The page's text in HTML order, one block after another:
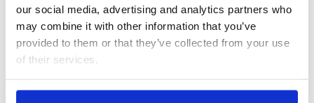
our social media, advertising and analytics partners who
may combine it with other information that you’ve
provided to them or that they’ve collected from your use
of their services.
Политика за поверителност
Политика за бисквитки
Начини за плащане
Ликвидация
ПРОЗРАЧЕН